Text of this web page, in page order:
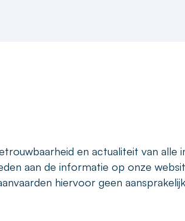
en actualiteit van alle
aan de informatie op onze
hiervoor geen